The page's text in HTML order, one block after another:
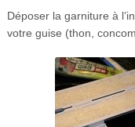
Déposer la garniture à
votre guise (thon,